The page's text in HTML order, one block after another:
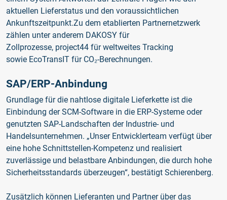
aktuellen Lieferstatus und den voraussichtlichen
Ankunftszeitpunkt.Zu dem etablierten Partnernetzwerk
zählen unter anderem DAKOSY für
Zollprozesse, project44 für weltweites Tracking
sowie EcoTransIT für CO₂-Berechnungen.
SAP/ERP-Anbindung
Grundlage für die nahtlose digitale Lieferkette ist die
Einbindung der SCM-Software in die ERP-Systeme oder
genutzten SAP-Landschaften der Industrie- und
Handelsunternehmen. „Unser Entwicklerteam verfügt über
eine hohe Schnittstellen-Kompetenz und realisiert
zuverlässige und belastbare Anbindungen, die durch hohe
Sicherheitsstandards überzeugen“, bestätigt Schierenberg.
Zusätzlich können Lieferanten und Partner über das